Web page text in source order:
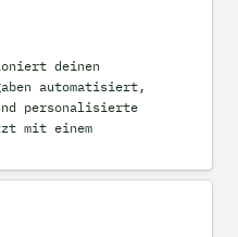
deinen
automatisiert,
personalisierte
mit einem
Mitgliedern aus